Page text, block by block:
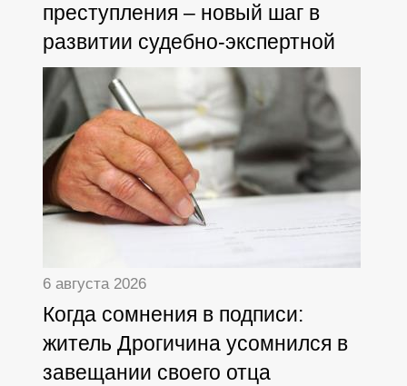
преступления – новый шаг в
развитии судебно-экспертной
деятельности
6 августа 2026
Когда сомнения в подписи:
житель Дрогичина усомнился в
завещании своего отца